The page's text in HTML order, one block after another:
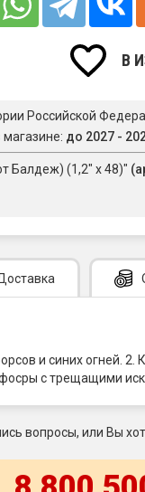
В
Российской
до 2027 -
Балдеж) (1,2" х 48)"
и синих огней.
с трещащими
вопросы, или Вы